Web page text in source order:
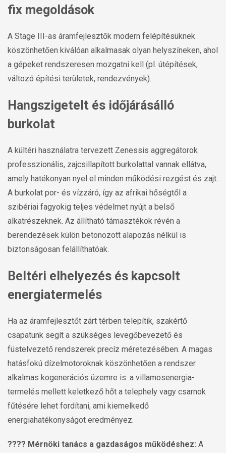
fix megoldások
A Stage III-as áramfejlesztők modern felépítésüknek
köszönhetően kiválóan alkalmasak olyan helyszíneken, ahol
a gépeket rendszeresen mozgatni kell (pl. útépítések,
változó építési területek, rendezvények).
Hangszigetelt és időjárásálló
burkolat
A kültéri használatra tervezett Zenessis aggregátorok
professzionális, zajcsillapított burkolattal vannak ellátva,
amely hatékonyan nyel el minden működési rezgést és zajt.
A burkolat por- és vízzáró, így az afrikai hőségtől a
szibériai fagyokig teljes védelmet nyújt a belső
alkatrészeknek. Az állítható támasztékok révén a
berendezések külön betonozott alapozás nélkül is
biztonságosan felállíthatóak.
Beltéri elhelyezés és kapcsolt
energiatermelés
Ha az áramfejlesztőt zárt térben telepítik, szakértő
csapatunk segít a szükséges levegőbevezető és
füstelvezető rendszerek precíz méretezésében. A magas
hatásfokú dízelmotoroknak köszönhetően a rendszer
alkalmas kogenerációs üzemre is: a villamosenergia-
termelés mellett keletkező hőt a telephely vagy csarnok
fűtésére lehet fordítani, ami kiemelkedő
energiahatékonyságot eredményez.
???? Mérnöki tanács a gazdaságos működéshez: A